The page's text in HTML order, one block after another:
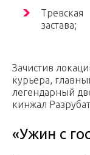
Тревская
застава;
Зачистив
курьера,
легендарный
кинжал
«Ужин с